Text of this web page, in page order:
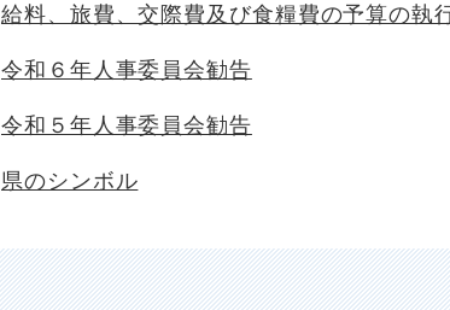
給料、旅費、交際費及び食糧費の予算の執
令和６年人事委員会勧告
令和５年人事委員会勧告
県のシンボル